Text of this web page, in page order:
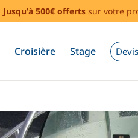
Jusqu'à 500€ offerts sur votre
Croisière Stage